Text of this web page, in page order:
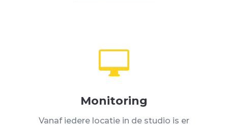

Monitoring
Vanaf iedere locatie in de studio is er